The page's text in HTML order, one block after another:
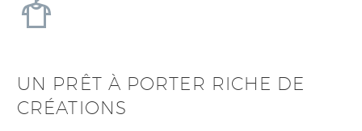
UN PRÊT À PORTER RICHE DE
CRÉATIONS